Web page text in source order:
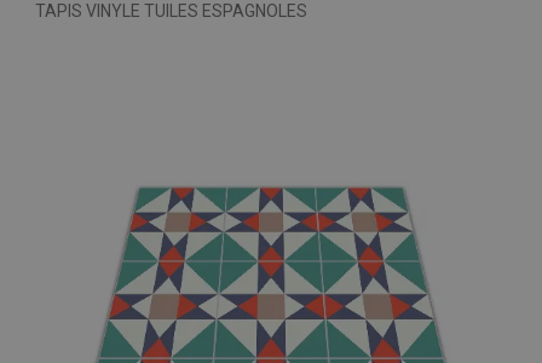
TAPIS VINYLE TUILES ESPAGNOLES